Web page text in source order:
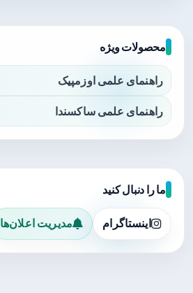
محصولات ویژه
راهنمای علمی اوزمپیک
راهنمای علمی ساکسندا
ما را دنبال کنید
اینستاگرام مدیریت اعلان‌ها